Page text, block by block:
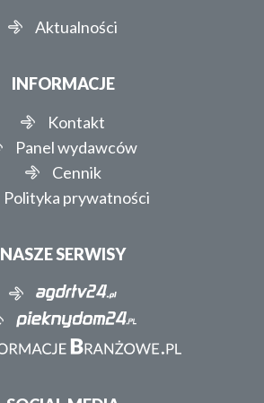
Aktualności
INFORMACJE
Kontakt
Panel wydawców
Cennik
Polityka prywatności
NASZE SERWISY